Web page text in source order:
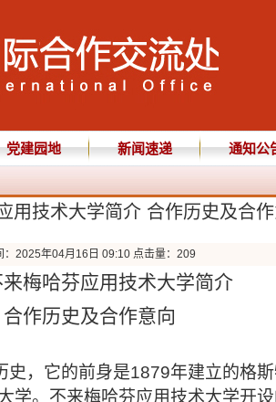
党建园地 新闻速递 通知公
用技术大学简介 合作历史及合
：2025年04月16日 09:10 点击量： 209
梅哈芬应用技术大学简介
合作历史及合作意向
史 ，它的前身是1879年建立的格
学。不来梅哈芬应用技术大学开